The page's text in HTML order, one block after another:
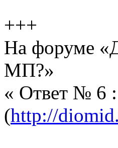
+++
На форуме
МП?»
« Ответ № 6
(http://